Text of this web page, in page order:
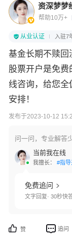
资深梦梦
帮助10万+
从业认证 入驻7
基金长期不赎回
股票开户是免
线咨询，给您
安排！
发布于2023-10-12
问一问，专业解答
当前我在线
我擅长： #指
免费追问
文字回复· 30秒快
赞 追问